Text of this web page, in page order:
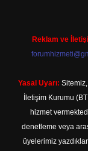
Reklam ve
Yasal Uyarı:
İletişim Kurumu
hizmet
denetleme veya
üyelerimiz